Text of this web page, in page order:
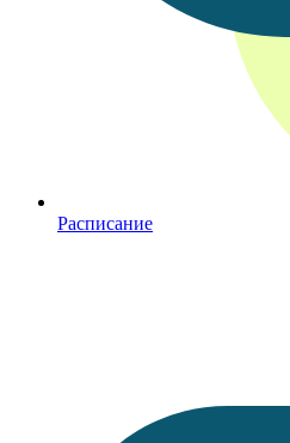
Расписание